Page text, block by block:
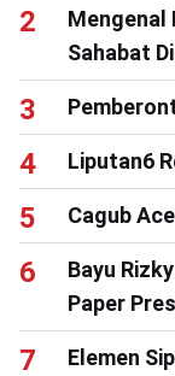
Mengenal
Sahabat
Liputan6
Cagub
Bayu
Paper
Elemen